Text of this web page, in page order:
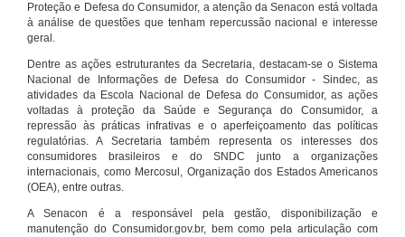
Proteção e Defesa do Consumidor, a atenção da Senacon está voltada
à análise de questões que tenham repercussão nacional e interesse
geral.
Dentre as ações estruturantes da Secretaria, destacam-se o Sistema
Nacional de Informações de Defesa do Consumidor - Sindec, as
atividades da Escola Nacional de Defesa do Consumidor, as ações
voltadas à proteção da Saúde e Segurança do Consumidor, a
repressão às práticas infrativas e o aperfeiçoamento das políticas
regulatórias. A Secretaria também representa os interesses dos
consumidores brasileiros e do SNDC junto a organizações
internacionais, como Mercosul, Organização dos Estados Americanos
(OEA), entre outras.
A Senacon é a responsável pela gestão, disponibilização e
manutenção do Consumidor.gov.br, bem como pela articulação com